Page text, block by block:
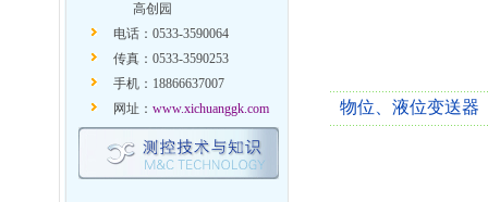
高创园
电话：0533-3590064
传真：0533-3590253
手机：18866637007
网址： www.xichuanggk.com 物位、液位变送器